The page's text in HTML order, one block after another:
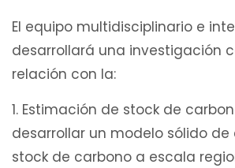
El equipo multidisciplinario e
desarrollará una investigación
relación con la:
1. Estimación de stock de
desarrollar un modelo sólido
stock de carbono a escala